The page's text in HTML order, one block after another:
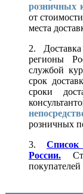
розничных
от
места
2.
регионы
службой
срок
сроки
розничных
3.
России.
покупателей